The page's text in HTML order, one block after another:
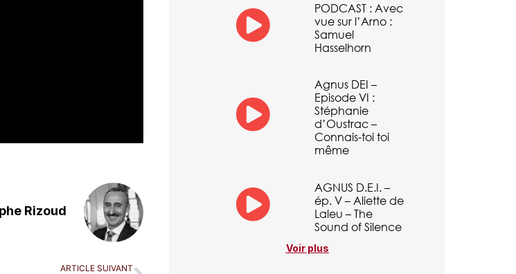
Rizoud
ARTICLE SUIVANT
PODCAST : Avec
vue sur l’Arno :
Samuel
Hasselhorn
Agnus DEI –
Episode VI :
Stéphanie
d’Oustrac –
Connais-toi toi
même
AGNUS D.E.I. –
ép. V – Aliette de
Laleu – The
Sound of Silence
Voir plus